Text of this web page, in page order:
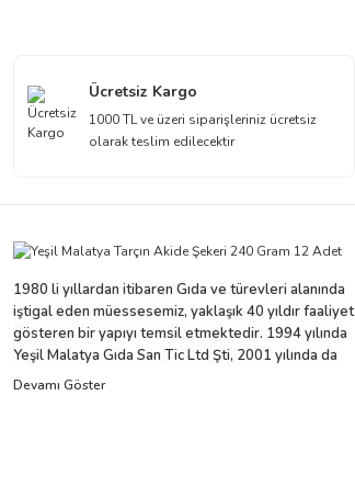
Ürün açıklamasında eksik bilgiler bulunuyor.
Ürün bilgilerinde hatalar bulunuyor.
Ücretsiz Kargo
1000 TL ve üzeri siparişleriniz ücretsiz
olarak teslim edilecektir
1980 li yıllardan itibaren Gıda ve türevleri alanında
iştigal eden müessesemiz, yaklaşık 40 yıldır faaliyet
gösteren bir yapıyı temsil etmektedir. 1994 yılında
Yeşil Malatya Gıda San Tic Ltd Şti, 2001 yılında da
Yeryüzü Gıda Temz ve Kırt Mad San ve Tic Ltd Şti. ni